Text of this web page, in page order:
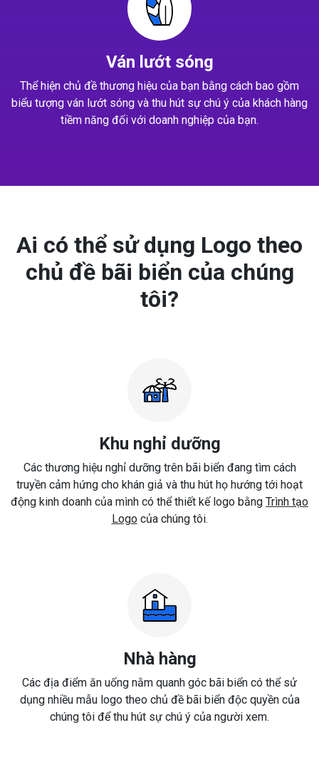
Ván lướt sóng
Thể hiện chủ đề thương hiệu của bạn bằng cách bao gồm
biểu tượng ván lướt sóng và thu hút sự chú ý của khách hàng
tiềm năng đối với doanh nghiệp của bạn.
Ai có thể sử dụng Logo theo
chủ đề bãi biển của chúng
tôi?
Khu nghỉ dưỡng
Các thương hiệu nghỉ dưỡng trên bãi biển đang tìm cách
truyền cảm hứng cho khán giả và thu hút họ hướng tới hoạt
động kinh doanh của mình có thể thiết kế logo bằng Trình tạo
Logocủa chúng tôi.
Nhà hàng
Các địa điểm ăn uống nằm quanh góc bãi biển có thể sử
dụng nhiều mẫu logo theo chủ đề bãi biển độc quyền của
chúng tôi để thu hút sự chú ý của người xem.